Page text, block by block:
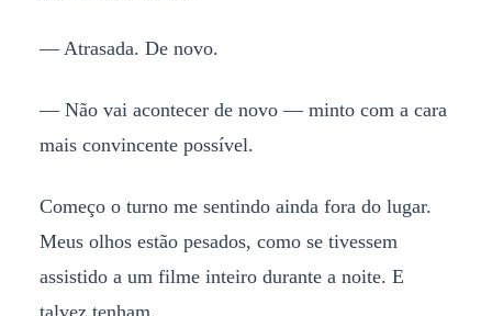
— Atrasada. De novo.
— Não vai acontecer de novo — minto com a cara
mais convincente possível.
Começo o turno me sentindo ainda fora do lugar.
Meus olhos estão pesados, como se tivessem
assistido a um filme inteiro durante a noite. E